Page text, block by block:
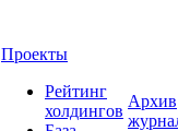
Проекты
Рейтинг
холдингов
Архив